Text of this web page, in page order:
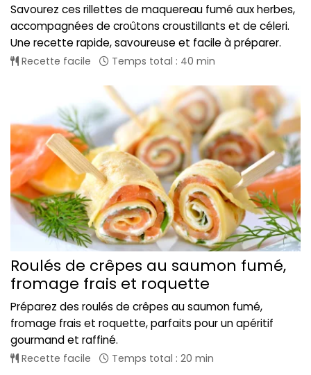
Savourez ces rillettes de maquereau fumé aux herbes,
accompagnées de croûtons croustillants et de céleri.
Une recette rapide, savoureuse et facile à préparer.
Recette facile Temps total : 40 min
Roulés de crêpes au saumon fumé,
fromage frais et roquette
Préparez des roulés de crêpes au saumon fumé,
fromage frais et roquette, parfaits pour un apéritif
gourmand et raffiné.
Recette facile Temps total : 20 min